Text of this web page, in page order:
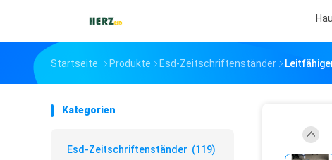
Startseite Produkte Esd-Zeitschriftenständer
Kategorien
Esd-Zeitschriftenständer (119)